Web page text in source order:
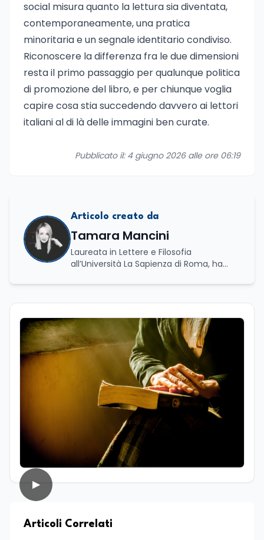
social misura quanto la lettura sia diventata,
contemporaneamente, una pratica
minoritaria e un segnale identitario condiviso.
Riconoscere la differenza fra le due dimensioni
resta il primo passaggio per qualunque politica
di promozione del libro, e per chiunque voglia
capire cosa stia succedendo davvero ai lettori
italiani al di là delle immagini ben curate.
Pubblicato il: 4 giugno 2026 alle ore 06:19
Articolo creato da
Tamara Mancini
Laureata in Lettere e Filosofia
all’Università La Sapienza di Roma, ha
e Relazioni Internazionali e una laurea
editor. La formazione umanistica ha
contribuito a sviluppare il suo interesse
per la scrittura, l’analisi dei testi e la
divulgazione, competenze che oggi
applica nel lavoro giornalistico e nella
produzione di contenuti. Il suo percorso
di studi si è concentrato sulle dinamiche
culturali, sui processi migratori e sul
dialogo tra società e religioni, con
particolare attenzione alla
comunicazione e alla mediazione. Da
circa dieci anni lavora nel campo della
scrittura professionale e dell’editoria
occupandosi inoltre della produzione di
▶
Articoli Correlati